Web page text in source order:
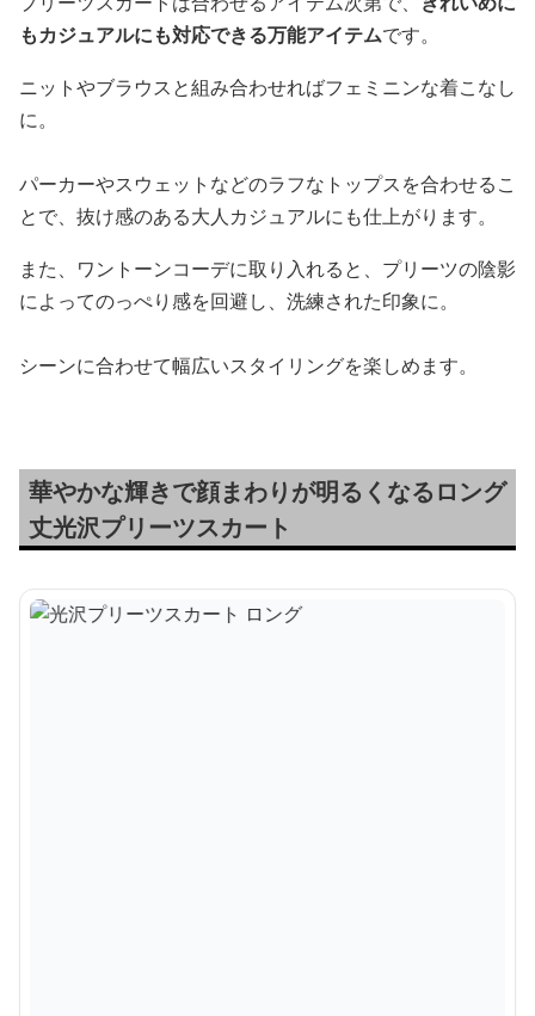
もカジュアルにも対応できる万能アイテムです。
ニットやブラウスと組み合わせればフェミニンな着こなし
に。
パーカーやスウェットなどのラフなトップスを合わせるこ
とで、抜け感のある大人カジュアルにも仕上がります。
また、ワントーンコーデに取り入れると、プリーツの陰影
によってのっぺり感を回避し、洗練された印象に。
シーンに合わせて幅広いスタイリングを楽しめます。
華やかな輝きで顔まわりが明るくなるロング
丈光沢プリーツスカート